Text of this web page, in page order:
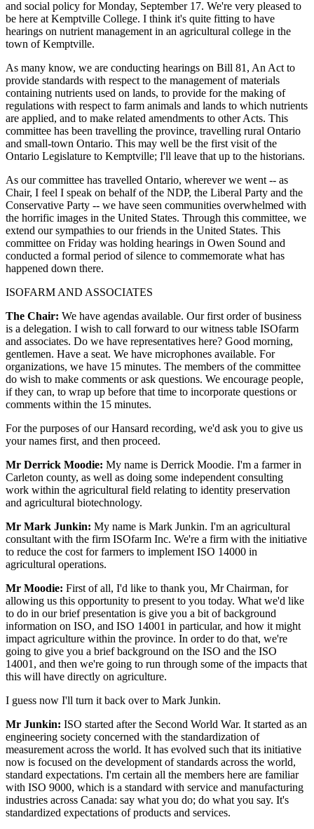
and social policy for Monday, September 17. We're very pleased to
be here at Kemptville College. I think it's quite fitting to have
hearings on nutrient management in an agricultural college in the
town of Kemptville.
As many know, we are conducting hearings on Bill 81, An Act to
provide standards with respect to the management of materials
containing nutrients used on lands, to provide for the making of
regulations with respect to farm animals and lands to which nutrients
are applied, and to make related amendments to other Acts. This
committee has been travelling the province, travelling rural Ontario
and small-town Ontario. This may well be the first visit of the
Ontario Legislature to Kemptville; I'll leave that up to the historians.
As our committee has travelled Ontario, wherever we went -- as
Chair, I feel I speak on behalf of the NDP, the Liberal Party and the
Conservative Party -- we have seen communities overwhelmed with
the horrific images in the United States. Through this committee, we
extend our sympathies to our friends in the United States. This
committee on Friday was holding hearings in Owen Sound and
conducted a formal period of silence to commemorate what has
happened down there.
ISOFARM AND ASSOCIATES
The Chair: We have agendas available. Our first order of business
is a delegation. I wish to call forward to our witness table ISOfarm
and associates. Do we have representatives here? Good morning,
gentlemen. Have a seat. We have microphones available. For
organizations, we have 15 minutes. The members of the committee
do wish to make comments or ask questions. We encourage people,
if they can, to wrap up before that time to incorporate questions or
comments within the 15 minutes.
For the purposes of our Hansard recording, we'd ask you to give us
your names first, and then proceed.
Mr Derrick Moodie: My name is Derrick Moodie. I'm a farmer in
Carleton county, as well as doing some independent consulting
work within the agricultural field relating to identity preservation
and agricultural biotechnology.
Mr Mark Junkin: My name is Mark Junkin. I'm an agricultural
consultant with the firm ISOfarm Inc. We're a firm with the initiative
to reduce the cost for farmers to implement ISO 14000 in
agricultural operations.
Mr Moodie: First of all, I'd like to thank you, Mr Chairman, for
allowing us this opportunity to present to you today. What we'd like
to do in our brief presentation is give you a bit of background
information on ISO, and ISO 14001 in particular, and how it might
impact agriculture within the province. In order to do that, we're
going to give you a brief background on the ISO and the ISO
14001, and then we're going to run through some of the impacts that
this will have directly on agriculture.
I guess now I'll turn it back over to Mark Junkin.
Mr Junkin: ISO started after the Second World War. It started as an
engineering society concerned with the standardization of
measurement across the world. It has evolved such that its initiative
now is focused on the development of standards across the world,
standard expectations. I'm certain all the members here are familiar
with ISO 9000, which is a standard with service and manufacturing
industries across Canada: say what you do; do what you say. It's
standardized expectations of products and services.